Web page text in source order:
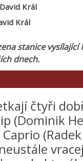
David Král
Král
stanice vysílající
dnech.
čtyři
(Dominik